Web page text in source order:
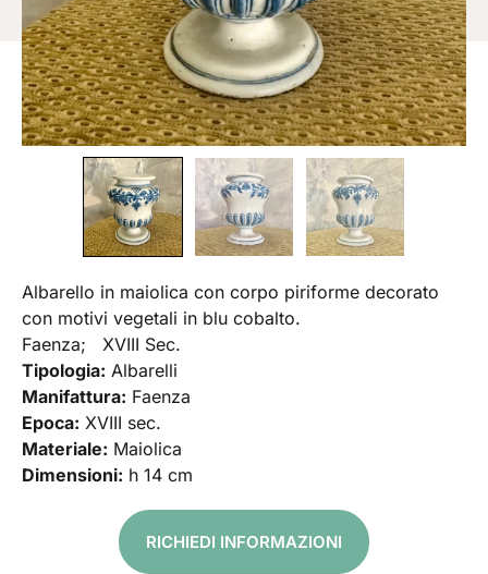
Albarello in maiolica con corpo piriforme decorato
con motivi vegetali in blu cobalto.
Faenza; XVIII Sec.
Tipologia: Albarelli
Manifattura: Faenza
Epoca: XVIII sec.
Materiale: Maiolica
Dimensioni: h 14 cm
RICHIEDI INFORMAZIONI